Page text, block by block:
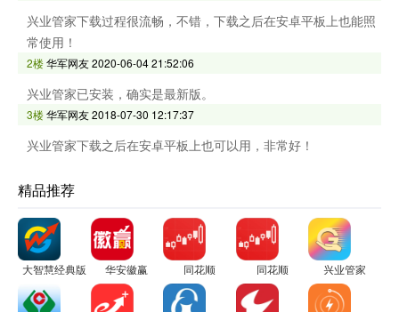
兴业管家下载过程很流畅，不错，下载之后在安卓平板上也能照
常使用！
2楼华军网友2020-06-04 21:52:06
兴业管家已安装，确实是最新版。
3楼华军网友2018-07-30 12:17:37
兴业管家下载之后在安卓平板上也可以用，非常好！
精品推荐
大智慧经典版 华安徽赢 同花顺 同花顺 兴业管家